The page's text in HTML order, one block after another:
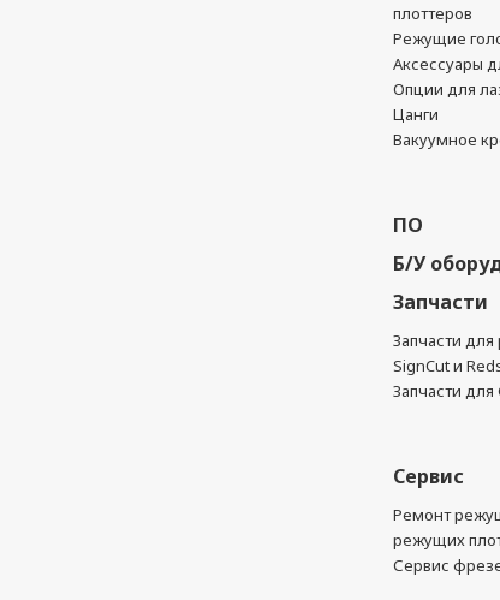
плоттеров
Режущие
Аксессуары
Опции для
Цанги
Вакуумное
ПО
Б/У
Запчасти
Запчасти
SignCut и
Запчасти для
Сервис
Ремонт
режущих
Сервис